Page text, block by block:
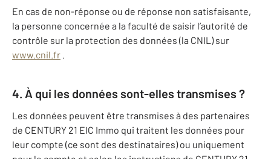
En cas de non-réponse ou de réponse non satisfaisante,
la personne concernée a la faculté de saisir l’autorité de
contrôle sur la protection des données (la CNIL) sur
www.cnil.fr .
4. À qui les données sont-elles transmises ?
Les données peuvent être transmises à des partenaires
de CENTURY 21 EIC Immo qui traitent les données pour
leur compte (ce sont des destinataires) ou uniquement